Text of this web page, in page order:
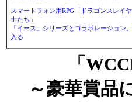
スマートフォン用RPG「ドラゴンスレイ
士たち」
「イース」シリーズとコラボレーション
入る
「
～豪華賞品